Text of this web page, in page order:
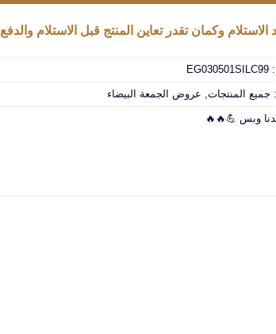
الاستلام وكمان تقدر تعاين المنتج قبل الاستلام والدفع
EG030501SILC99
جميع المنتجات عروض الجمعة البيضاء
وبس 💪🔥🔥